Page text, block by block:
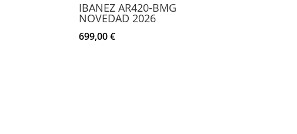
IBANEZ AR420-BMG
NOVEDAD 2026
699,00€